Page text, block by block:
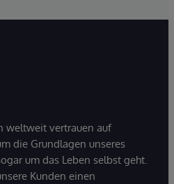
weltweit vertrauen auf
die Grundlagen unseres
um das Leben selbst geht.
Kunden einen